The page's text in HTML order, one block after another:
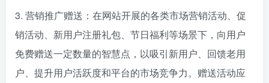
3. 营销推广赠送：在网站开展的各类市场营销活动、促
销活动、新用户注册礼包、节日福利等场景下，向用户
免费赠送一定数量的智慧点，以吸引新用户、回馈老用
户、提升用户活跃度和平台的市场竞争力。赠送活动应